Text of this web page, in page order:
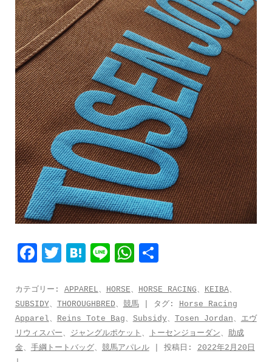
F
c
e
b
o
T
i
t
t
e
H
t
e
n
a
L
n
e
W
a
t
s
A
共
カテゴリー: APPAREL、 HORSE、 HORSE RACING、 KEIBA、
SUBSIDY、 THOROUGHBRED、 競馬| タグ: Horse Racing
Apparel、 Reins Tote Bag、 Subsidy、 Tosen Jordan、 エヴ
リウィスパー、 ジャングルポケット 、 トーセンジョーダン、 助成
金、 手綱トートバッグ、 競馬アパレル| 投稿日: 2022年2月20日